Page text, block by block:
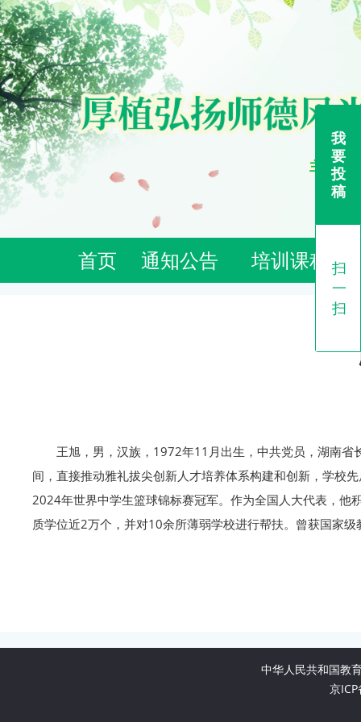
主办单
首页 通知公告 培训课程
王旭，男，汉族，1972年11月出生，中共党员，湖南
间，直接推动雅礼拔尖创新人才培养体系构建和创新，学校
2024年世界中学生篮球锦标赛冠军。作为全国人大代表，他
质学位近2万个，并对10余所薄弱学校进行帮扶。曾获国家
中华人民共和国教
京
我
要
投
稿
扫
一
扫